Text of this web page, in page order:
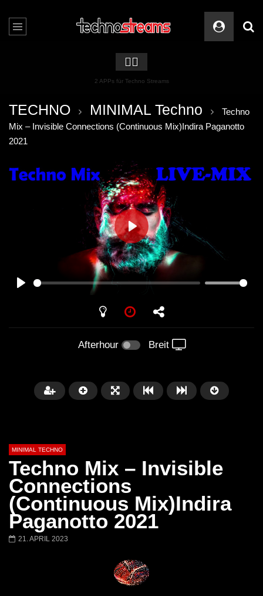
🏳️‍🌈
2 APPs für Techno Streams
TECHNO MINIMAL Techno
Techno
Mix – Invisible Connections (Continuous Mix)Indira Paganotto
2021
PLAY
Afterhour Breit
Später
03:28
Ricardo Villalobos @ Stereo,
Montreal (June 2017)
01:00:35
MINIMAL TECHNO
Techno Mix – Invisible
Connections
(Continuous Mix)Indira
Paganotto 2021
21. APRIL 2023